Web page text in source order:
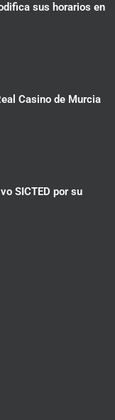
sus horarios en
Casino de Murcia
SICTED por su